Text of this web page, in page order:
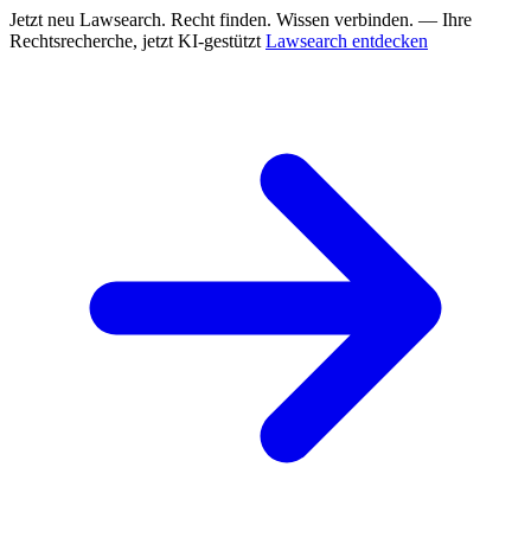
Jetzt neu Lawsearch. Recht finden. Wissen verbinden. — Ihre
Rechtsrecherche, jetzt KI-gestützt Lawsearch entdecken